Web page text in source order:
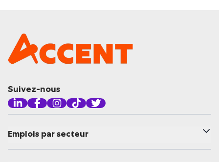
Suivez-nous
Emplois par secteur